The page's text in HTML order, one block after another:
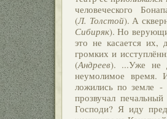
человеческого
(Л. Толстой). А
Сибиряк). Но
это не касается их,
громких и
(Андреев). ...Уже не
неумолимое время.
ложились по земле -
прозвучал
Господи? Я иду